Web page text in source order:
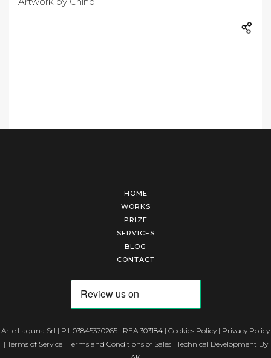
HOME
WORKS
PRIZE
SERVICES
BLOG
CONTACT
Arte Laguna Srl | P.I. 03845370265 | REA 303184 | Cookies Policy | Privacy Policy
| Terms of Service| Terms and Conditions of Sales| Technical Development By